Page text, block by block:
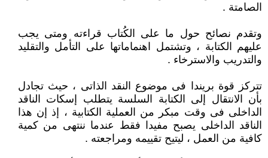
الصامتة .
وتقدم نصائح حول ما على الكُتاب قراءته ومتى يجب
عليهم الكتابة ، وتشتمل اهنماماتها على التأمل والتقليد
والتدريب والاسترخاء .
تتركز قوة بريندا فى موضوع النقد الذاتى ، حيث تجادل
بأن الانتقال إلى الكتابة السلسة يتطلب إسكات الناقد
الداخلى فى وقت مبكر من العملية الكتابية ، إذ إن هذا
الناقد الداخلى يصبح مفيدا فقط عندما ننتهى من كمية
كافية من العمل ، ليتيح تقييمه ومراجعته .